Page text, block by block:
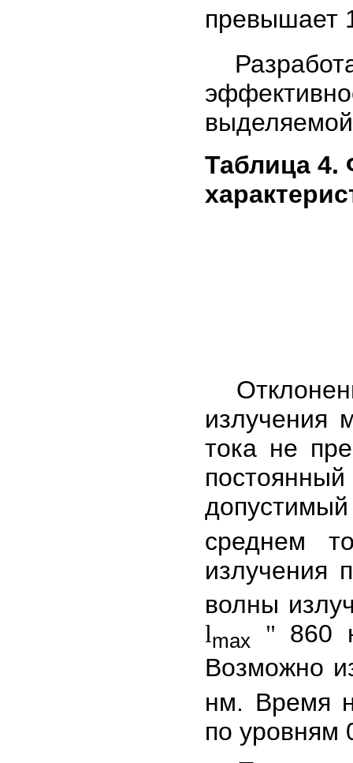
превышает
выделяемой
Таблица 4.
излучения
тока не
среднем
излучения
волны
lmax " 860
Возможно
нм. Время
по уровням